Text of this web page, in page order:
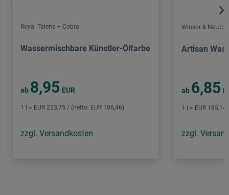
Royal Talens – Cobra
Wassermischbare Künstler-Ölfarbe
ab 8,95 EUR
1 l = EUR 223,75 / (netto: EUR 186,46)
zzgl. Versandkosten
Winsor & Newton
Artisan
ab 6,85
1 l = EUR
zzgl.